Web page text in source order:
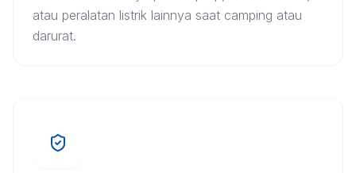
atau peralatan listrik lainnya saat camping atau
darurat.